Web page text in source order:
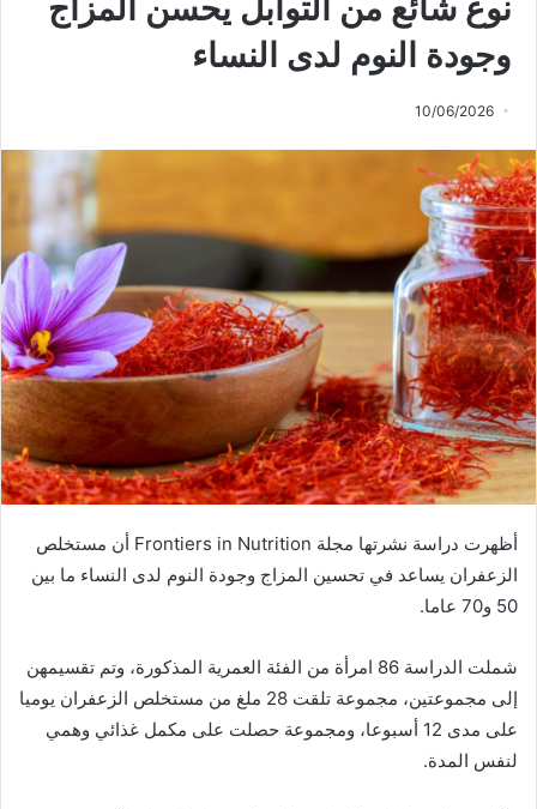
نوع شائع من التوابل يحسن المزاج
وجودة النوم لدى النساء
10/06/2026
أظهرت دراسة نشرتها مجلة Frontiers in Nutrition أن مستخلص
الزعفران يساعد في تحسين المزاج وجودة النوم لدى النساء ما بين
50 و70 عاما.
شملت الدراسة 86 امرأة من الفئة العمرية المذكورة، وتم تقسيمهن
إلى مجموعتين، مجموعة تلقت 28 ملغ من مستخلص الزعفران يوميا
على مدى 12 أسبوعا، ومجموعة حصلت على مكمل غذائي وهمي
لنفس المدة.